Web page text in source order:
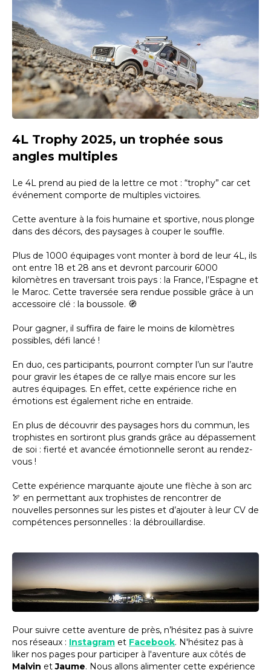
4L Trophy 2025, un trophée sous
angles multiples
Le 4L prend au pied de la lettre ce mot : “trophy” car cet
événement comporte de multiples victoires.
Cette aventure à la fois humaine et sportive, nous plonge
dans des décors, des paysages à couper le souffle.
Plus de 1000 équipages vont monter à bord de leur 4L, ils
ont entre 18 et 28 ans et devront parcourir 6000
kilomètres en traversant trois pays : la France, l’Espagne et
le Maroc. Cette traversée sera rendue possible grâce à un
accessoire clé : la boussole. 🧭
Pour gagner, il suffira de faire le moins de kilomètres
possibles, défi lancé !
En duo, ces participants, pourront compter l’un sur l’autre
pour gravir les étapes de ce rallye mais encore sur les
autres équipages. En effet, cette expérience riche en
émotions est également riche en entraide.
En plus de découvrir des paysages hors du commun, les
trophistes en sortiront plus grands grâce au dépassement
de soi : fierté et avancée émotionnelle seront au rendez-
vous !
Cette expérience marquante ajoute une flèche à son arc
🏹 en permettant aux trophistes de rencontrer de
nouvelles personnes sur les pistes et d’ajouter à leur CV de
compétences personnelles : la débrouillardise.
Pour suivre cette aventure de près, n’hésitez pas à suivre
nos réseaux : Instagram et Facebook. N'hésitez pas à
liker nos pages pour participer à l'aventure aux côtés de
Malvin etJaume. Nous allons alimenter cette expérience